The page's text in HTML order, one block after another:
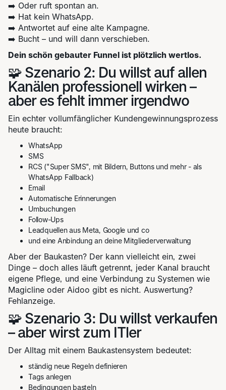
➡️ Oder ruft spontan an.
➡️ Hat kein WhatsApp.
➡️ Antwortet auf eine alte Kampagne.
➡️ Bucht – und will dann verschieben.
Dein schön gebauter Funnel ist plötzlich wertlos.
🧩 Szenario 2: Du willst auf allen
Kanälen professionell wirken –
aber es fehlt immer irgendwo
Ein echter vollumfänglicher Kundengewinnungsprozess
heute braucht:
WhatsApp
SMS
RCS ("Super SMS", mit Bildern, Buttons und mehr - als
WhatsApp Fallback)
Email
Automatische Erinnerungen
Umbuchungen
Follow-Ups
Leadquellen aus Meta, Google und co
und eine Anbindung an deine Mitgliederverwaltung
Aber der Baukasten? Der kann vielleicht ein, zwei
Dinge – doch alles läuft getrennt, jeder Kanal braucht
eigene Pflege, und eine Verbindung zu Systemen wie
Magicline oder Aidoo gibt es nicht. Auswertung?
Fehlanzeige.
🧩 Szenario 3: Du willst verkaufen
– aber wirst zum ITler
Der Alltag mit einem Baukastensystem bedeutet:
ständig neue Regeln definieren
Tags anlegen
Bedingungen basteln